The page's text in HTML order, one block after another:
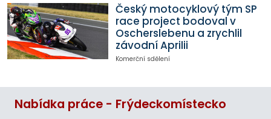
Český motocyklový tým SP
race project bodoval v
Oscherslebenu a zrychlil
závodní Aprilii
Komerční sdělení
Nabídka práce - Frýdeckomístecko